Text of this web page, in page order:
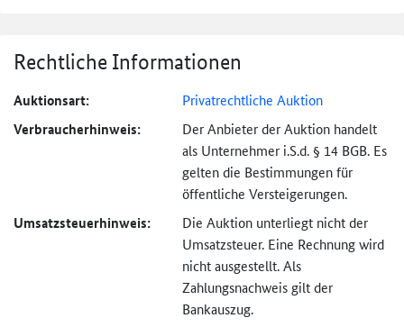
Rechtliche Informationen
Auktionsart: Privatrechtliche Auktion
Verbraucher­hinweis:
Der Anbieter der Auktion handelt
als Unternehmer i.S.d. § 14 BGB. Es
gelten die Bestimmungen für
öffentliche Versteigerungen.
Umsatzsteuer­hinweis:
Die Auktion unterliegt nicht der
Umsatzsteuer. Eine Rechnung wird
nicht ausgestellt. Als
Zahlungsnachweis gilt der
Bankauszug.